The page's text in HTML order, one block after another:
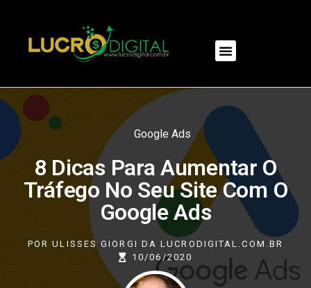
Google Ads
8 Dicas Para Aumentar O
Tráfego No Seu Site Com O
Google Ads
POR ULISSES GIORGI DA LUCRODIGITAL.COM.BR
10/06/2020